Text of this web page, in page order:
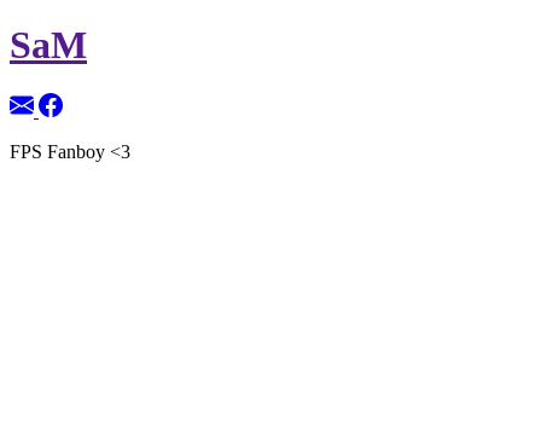
SaM
FPS Fanboy <3